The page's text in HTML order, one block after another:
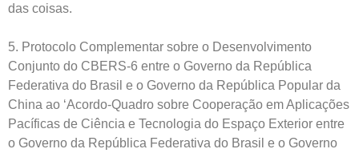
das coisas.
5. Protocolo Complementar sobre o Desenvolvimento
Conjunto do CBERS-6 entre o Governo da República
Federativa do Brasil e o Governo da República Popular da
China ao ‘Acordo-Quadro sobre Cooperação em Aplicações
Pacíficas de Ciência e Tecnologia do Espaço Exterior entre
o Governo da República Federativa do Brasil e o Governo